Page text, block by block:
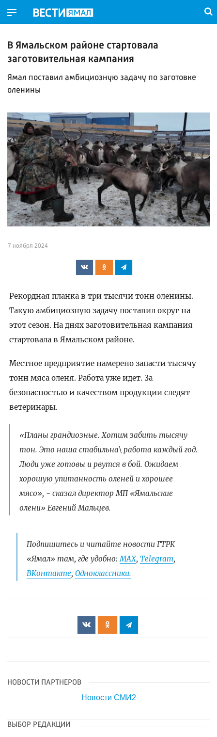
В Ямальском районе стартовала
заготовительная кампания
Ямал поставил амбициозную задачу по заготовке
оленины
7 ноября 2024
Рекордная планка в три тысячи тонн оленины.
Такую амбициозную задачу поставил округ на
этот сезон. На днях заготовительная кампания
стартовала в Ямальском районе.
Местное предприятие намерено запасти тысячу
тонн мяса оленя. Работа уже идет. За
безопасностью и качеством продукции следят
ветеринары.
«Планы грандиозные. Хотим забить тысячу
тон. Это наша стабильна\ работа каждый год.
Люди уже готовы и рвутся в бой. Ожидаем
хорошую упитанность оленей и хорошее
мясо», - сказал директор МП «Ямальские
олени» Евгений Мальцев.
Подпишитесь и читайте новости ГТРК
«Ямал» там, где удобно:МАХ, Telegram,
ВКонтакте, Одноклассники.
НОВОСТИ ПАРТНЕРОВ
Новости СМИ2
ВЫБОР РЕДАКЦИИ